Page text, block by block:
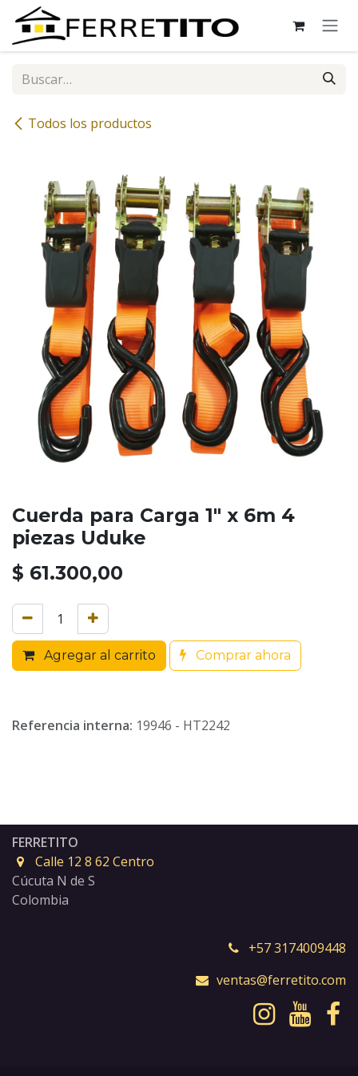
Ir al contenido
Todos los productos
Cuerda para Carga 1" x 6m 4
piezas Uduke
$ 61.300,00
Agregar al carrito Comprar ahora
Referencia interna: 19946 - HT2242
FERRETITO
Calle 12 8 62 Centro
Cúcuta N de S
Colombia
+57 3174009448
ventas@ferretito.com